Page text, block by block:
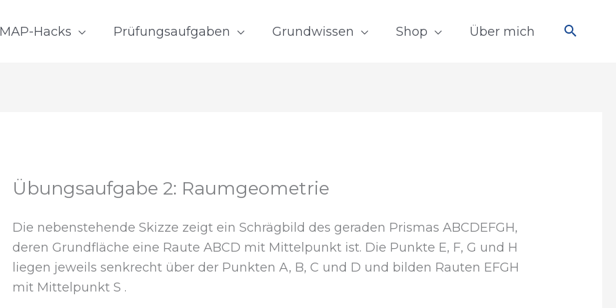
MAP-Hacks Prüfungsaufgaben Grundwissen Shop Über mich
Übungsaufgabe 2: Raumgeometrie
Die nebenstehende Skizze zeigt ein Schrägbild des geraden Prismas ABCDEFGH,
deren Grundfläche eine Raute ABCD mit Mittelpunkt ist. Die Punkte E, F, G und H
liegen jeweils senkrecht über der Punkten A, B, C und D und bilden Rauten EFGH
mit Mittelpunkt S .